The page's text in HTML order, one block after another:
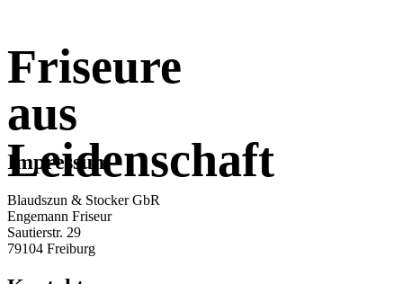
Friseure
aus
Leidenschaft
Impressum
Blaudszun & Stocker GbR
Engemann Friseur
Sautierstr. 29
79104 Freiburg